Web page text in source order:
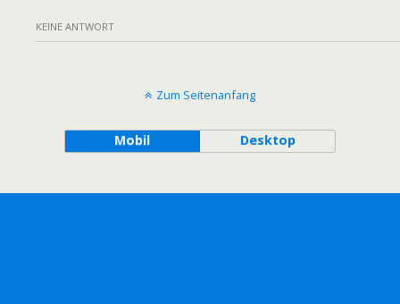
KEINE ANTWORT
Zum Seitenanfang
Mobil Desktop